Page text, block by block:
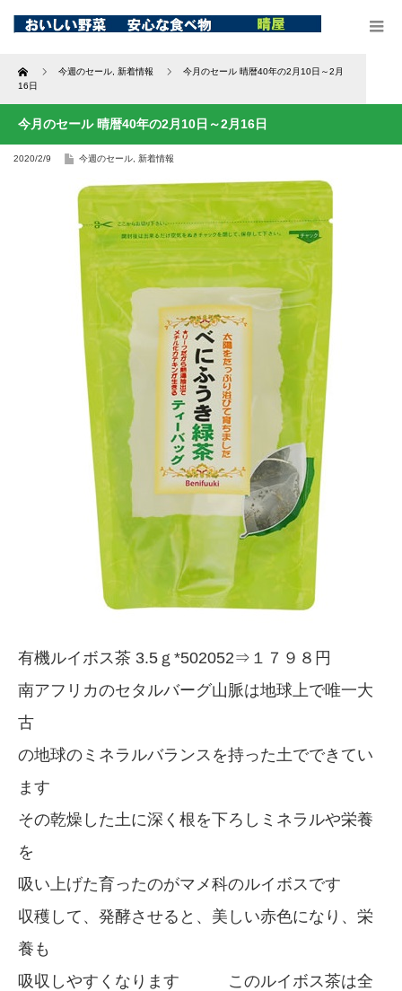
Home 今週のセール 新着情報
今月のセール 晴暦40年の2月10日～2月
16日
今月のセール 晴暦40年の2月10日～2月16日
2020/2/9 今週のセール 新着情報
有機ルイボス茶 3.5ｇ*502052⇒１７９８円
南アフリカのセタルバーグ山脈は地球上で唯一大
古
の地球のミネラルバランスを持った土でできてい
ます
その乾燥した土に深く根を下ろしミネラルや栄養
を
吸い上げた育ったのがマメ科のルイボスです
収穫して、発酵させると、美しい赤色になり、栄
養も
吸収しやすくなります このルイボス茶は全